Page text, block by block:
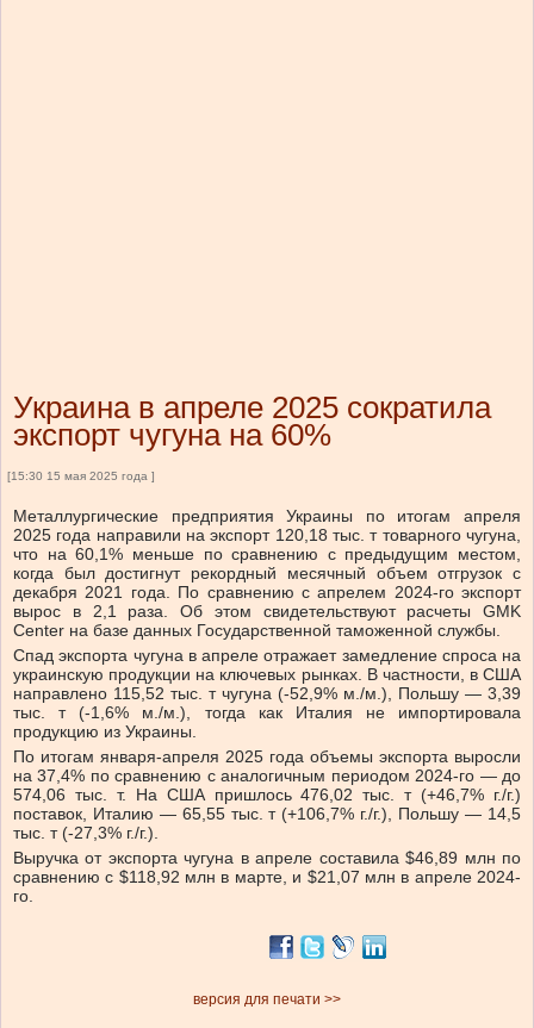
Украина в апреле 2025 сократила
экспорт чугуна на 60%
[15:30 15 мая 2025 года ]
Металлургические предприятия Украины по итогам апреля
2025 года направили на экспорт 120,18 тыс. т товарного чугуна,
что на 60,1% меньше по сравнению с предыдущим местом,
когда был достигнут рекордный месячный объем отгрузок с
декабря 2021 года. По сравнению с апрелем 2024-го экспорт
вырос в 2,1 раза. Об этом свидетельствуют расчеты GMK
Center на базе данных Государственной таможенной службы.
Спад экспорта чугуна в апреле отражает замедление спроса на
украинскую продукции на ключевых рынках. В частности, в США
направлено 115,52 тыс. т чугуна (-52,9% м./м.), Польшу — 3,39
тыс. т (-1,6% м./м.), тогда как Италия не импортировала
продукцию из Украины.
По итогам января-апреля 2025 года объемы экспорта выросли
на 37,4% по сравнению с аналогичным периодом 2024-го — до
574,06 тыс. т. На США пришлось 476,02 тыс. т (+46,7% г./г.)
поставок, Италию — 65,55 тыс. т (+106,7% г./г.), Польшу — 14,5
тыс. т (-27,3% г./г.).
Выручка от экспорта чугуна в апреле составила $46,89 млн по
сравнению с $118,92 млн в марте, и $21,07 млн в апреле 2024-
го.
версия для печати >>